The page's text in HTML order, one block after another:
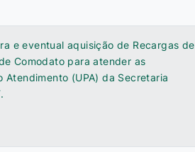
e eventual aquisição de Recargas de
Comodato para atender as
(UPA) da Secretaria